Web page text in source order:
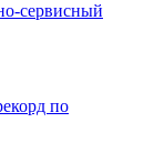
сервисный
по